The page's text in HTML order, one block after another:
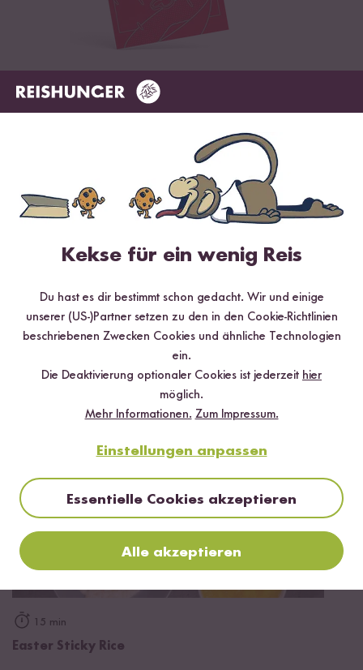
Digitales Rezeptbuch per E-Mail
✔️ Von Sushi über Curry bis hin zu Desserts
✔️ Inklusive Tipps & Tricks für die Zubereitung
*Das Digitale Rezeptbuch wird dir nach vollständiger Anmeldung zum Newsletter
per E-Mail zugeschickt.
Mehr Rezepte mit Kleb Reis
15 min
Easter Sticky Rice
Kekse für ein wenig Reis
Du hast es dir bestimmt schon gedacht. Wir und einige
unserer (US-)Partner setzen zu den in den Cookie-Richtlinien
beschriebenen Zwecken Cookies und ähnliche Technologien
ein.
Die Deaktivierung optionaler Cookies ist jederzeit hier
möglich.
Mehr Informationen. Zum Impressum.
Einstellungen anpassen
Essentielle Cookies akzeptieren
Alle akzeptieren